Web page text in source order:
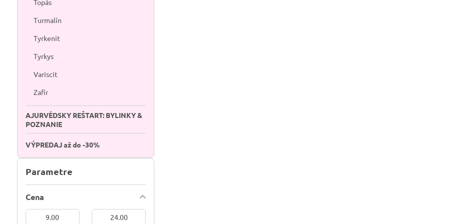
Parametre
Cena
Od: Do:
Topás
Turmalín
Tyrkenit
Tyrkys
Variscit
Zafír
AJURVÉDSKY REŠTART: BYLINKY &
POZNANIE
VÝPREDAJ až do -30%